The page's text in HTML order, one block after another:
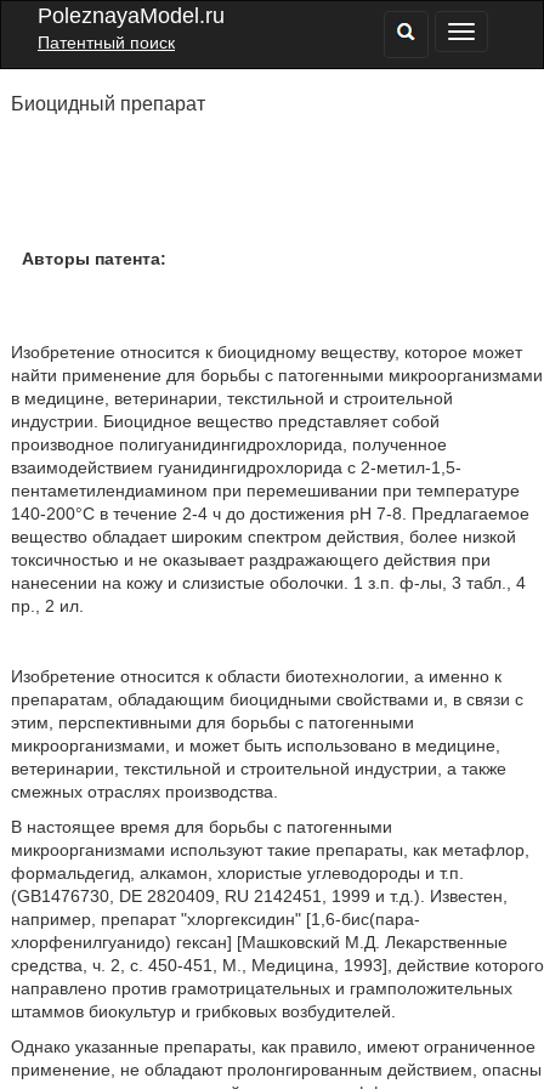
PoleznayaModel.ru
Патентный поиск
Биоцидный препарат
Авторы патента:
Изобретение относится к биоцидному веществу, которое может
найти применение для борьбы с патогенными микроорганизмами
в медицине, ветеринарии, текстильной и строительной
индустрии. Биоцидное вещество представляет собой
производное полигуанидингидрохлорида, полученное
взаимодействием гуанидингидрохлорида с 2-метил-1,5-
пентаметилендиамином при перемешивании при температуре
140-200°С в течение 2-4 ч до достижения рН 7-8. Предлагаемое
вещество обладает широким спектром действия, более низкой
токсичностью и не оказывает раздражающего действия при
нанесении на кожу и слизистые оболочки. 1 з.п. ф-лы, 3 табл., 4
пр., 2 ил.
Изобретение относится к области биотехнологии, а именно к
препаратам, обладающим биоцидными свойствами и, в связи с
этим, перспективными для борьбы с патогенными
микроорганизмами, и может быть использовано в медицине,
ветеринарии, текстильной и строительной индустрии, а также
смежных отраслях производства.
В настоящее время для борьбы с патогенными
микроорганизмами используют такие препараты, как метафлор,
формальдегид, алкамон, хлористые углеводороды и т.п.
(GB1476730, DE 2820409, RU 2142451, 1999 и т.д.). Известен,
например, препарат "хлоргексидин" [1,6-бис(пара-
хлорфенилгуанидо) гексан] [Машковский М.Д. Лекарственные
средства, ч. 2, с. 450-451, М., Медицина, 1993], действие которого
направлено против грамотрицательных и грамположительных
штаммов биокультур и грибковых возбудителей.
Однако указанные препараты, как правило, имеют ограниченное
применение, не обладают пролонгированным действием, опасны